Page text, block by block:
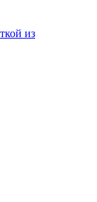
из